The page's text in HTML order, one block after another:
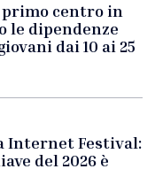
centro in
le dipendenze
dai 10 ai 25
Internet Festival:
del 2026 è